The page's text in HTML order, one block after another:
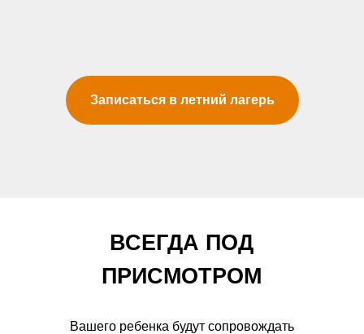
Записаться в летний лагерь
ВСЕГДА ПОД
ПРИСМОТРОМ
Вашего ребенка будут сопровождать